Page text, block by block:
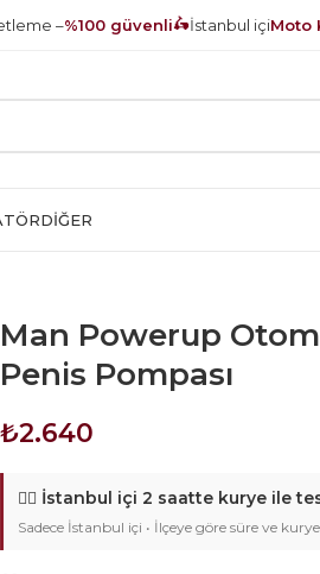
–%100 güvenli🛵İstanbul içiMoto
DIĞER
Man Powerup
Penis Pompası
₺2.640
🚴‍♂️ İstanbul içi 2 saatte kurye ile
Sadece İstanbul içi • İlçeye göre süre ve